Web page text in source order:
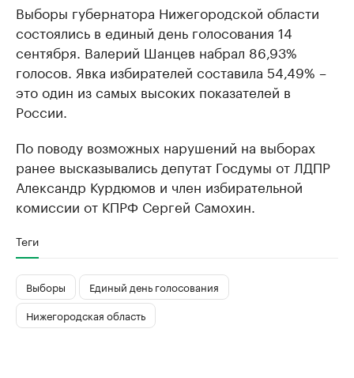
Выборы губернатора Нижегородской области
состоялись в единый день голосования 14
сентября. Валерий Шанцев набрал 86,93%
голосов. Явка избирателей составила 54,49% –
это один из самых высоких показателей в
России.
По поводу возможных нарушений на выборах
ранее высказывались депутат Госдумы от ЛДПР
Александр Курдюмов и член избирательной
комиссии от КПРФ Сергей Самохин.
Теги
Выборы
Единый день голосования
Нижегородская область